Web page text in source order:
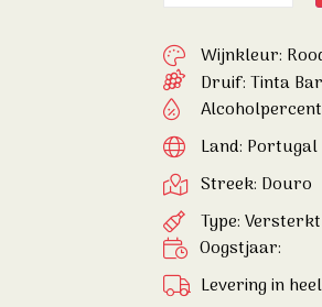
Wijnkleur:
Druif:Tinta
Land: Portugal
Streek: Douro
Type: Versterkt
Oogstjaar:
Levering in